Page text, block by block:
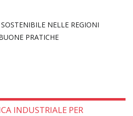
NELLE REGIONI
PRATICHE
INDUSTRIALE PER